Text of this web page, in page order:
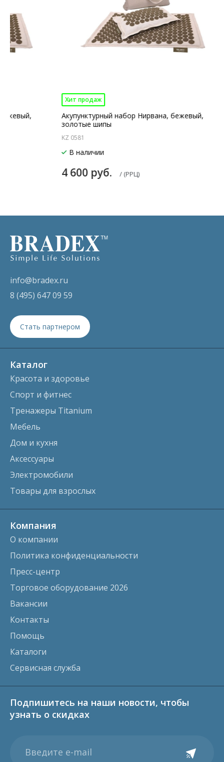
Хит продаж
Акупунктурный набор Нирвана, бежевый,
золотые шипы
KZ 0581
В наличии
4 600 руб. / (РРЦ)
info@bradex.ru
8 (495) 647 09 59
Стать партнером
Каталог
Красота и здоровье
Спорт и фитнес
Тренажеры Titanium
Мебель
Дом и кухня
Аксессуары
Электромобили
Товары для взрослых
Компания
О компании
Политика конфиденциальности
Пресс-центр
Торговое оборудование 2026
Вакансии
Контакты
Помощь
Каталоги
Сервисная служба
Подпишитесь на наши новости, чтобы
узнать о скидках